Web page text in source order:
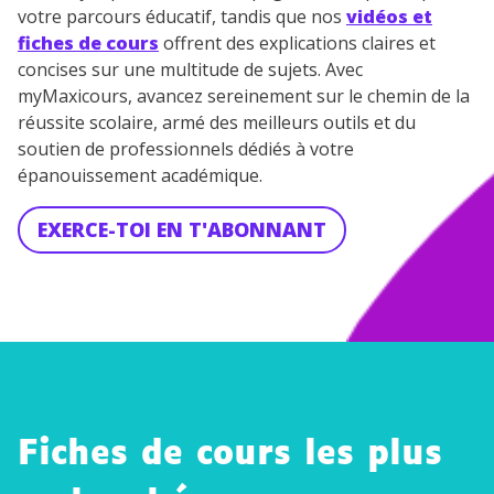
votre parcours éducatif, tandis que nos vidéos et
fiches de cours offrent des explications claires et
concises sur une multitude de sujets. Avec
myMaxicours, avancez sereinement sur le chemin de la
réussite scolaire, armé des meilleurs outils et du
soutien de professionnels dédiés à votre
épanouissement académique.
EXERCE-TOI EN T'ABONNANT
Fiches de cours les plus
oire
oire
oire